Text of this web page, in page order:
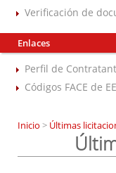
Verificación de
Enlaces
Perfil de
Códigos FACE de
Inicio > Últimas